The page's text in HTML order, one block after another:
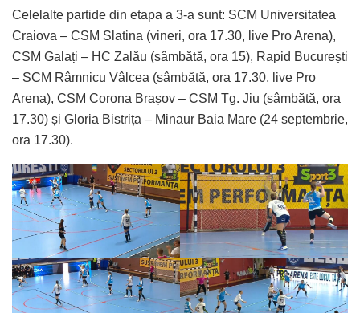
Celelalte partide din etapa a 3-a sunt: SCM Universitatea
Craiova – CSM Slatina (vineri, ora 17.30, live Pro Arena),
CSM Galați – HC Zalău (sâmbătă, ora 15), Rapid București
– SCM Râmnicu Vâlcea (sâmbătă, ora 17.30, live Pro
Arena), CSM Corona Brașov – CSM Tg. Jiu (sâmbătă, ora
17.30) și Gloria Bistrița – Minaur Baia Mare (24 septembrie,
ora 17.30).